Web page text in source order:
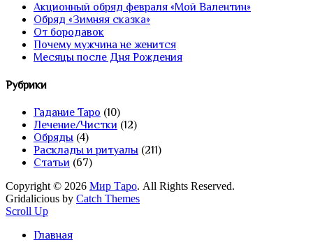
Акционный обряд февраля «Мой Валентин»
Обряд «Зимняя сказка»
От бородавок
Почему мужчина не женится
Месяцы после Дня Рождения
Рубрики
Гадание Таро (10)
Лечение/Чистки (12)
Обряды (4)
Расклады и ритуалы (211)
Статьи (67)
Copyright © 2026 Мир Таро. All Rights Reserved.
Gridalicious by Catch Themes
Scroll Up
Главная